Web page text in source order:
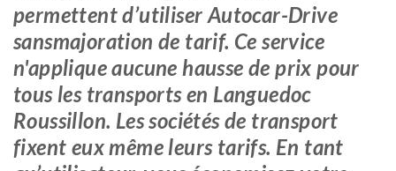
permettent d’utiliser Autocar-Drive
sansmajoration de tarif. Ce service
n'applique aucune hausse de prix pour
tous les transports en Languedoc
Roussillon. Les sociétés de transport
fixent eux même leurs tarifs. En tant